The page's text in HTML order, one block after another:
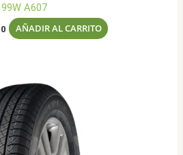
A607
El
precio
AÑADIR AL CARRITO